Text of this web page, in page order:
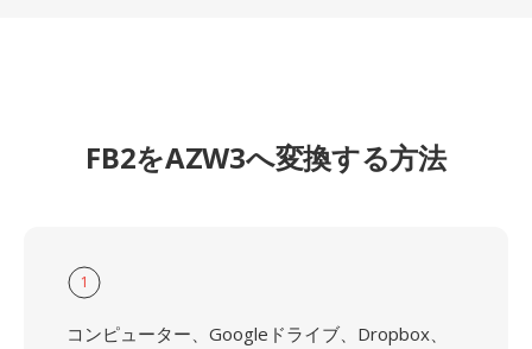
FB2をAZW3へ変換する方法
1
コンピューター、Googleドライブ、Dropbox、